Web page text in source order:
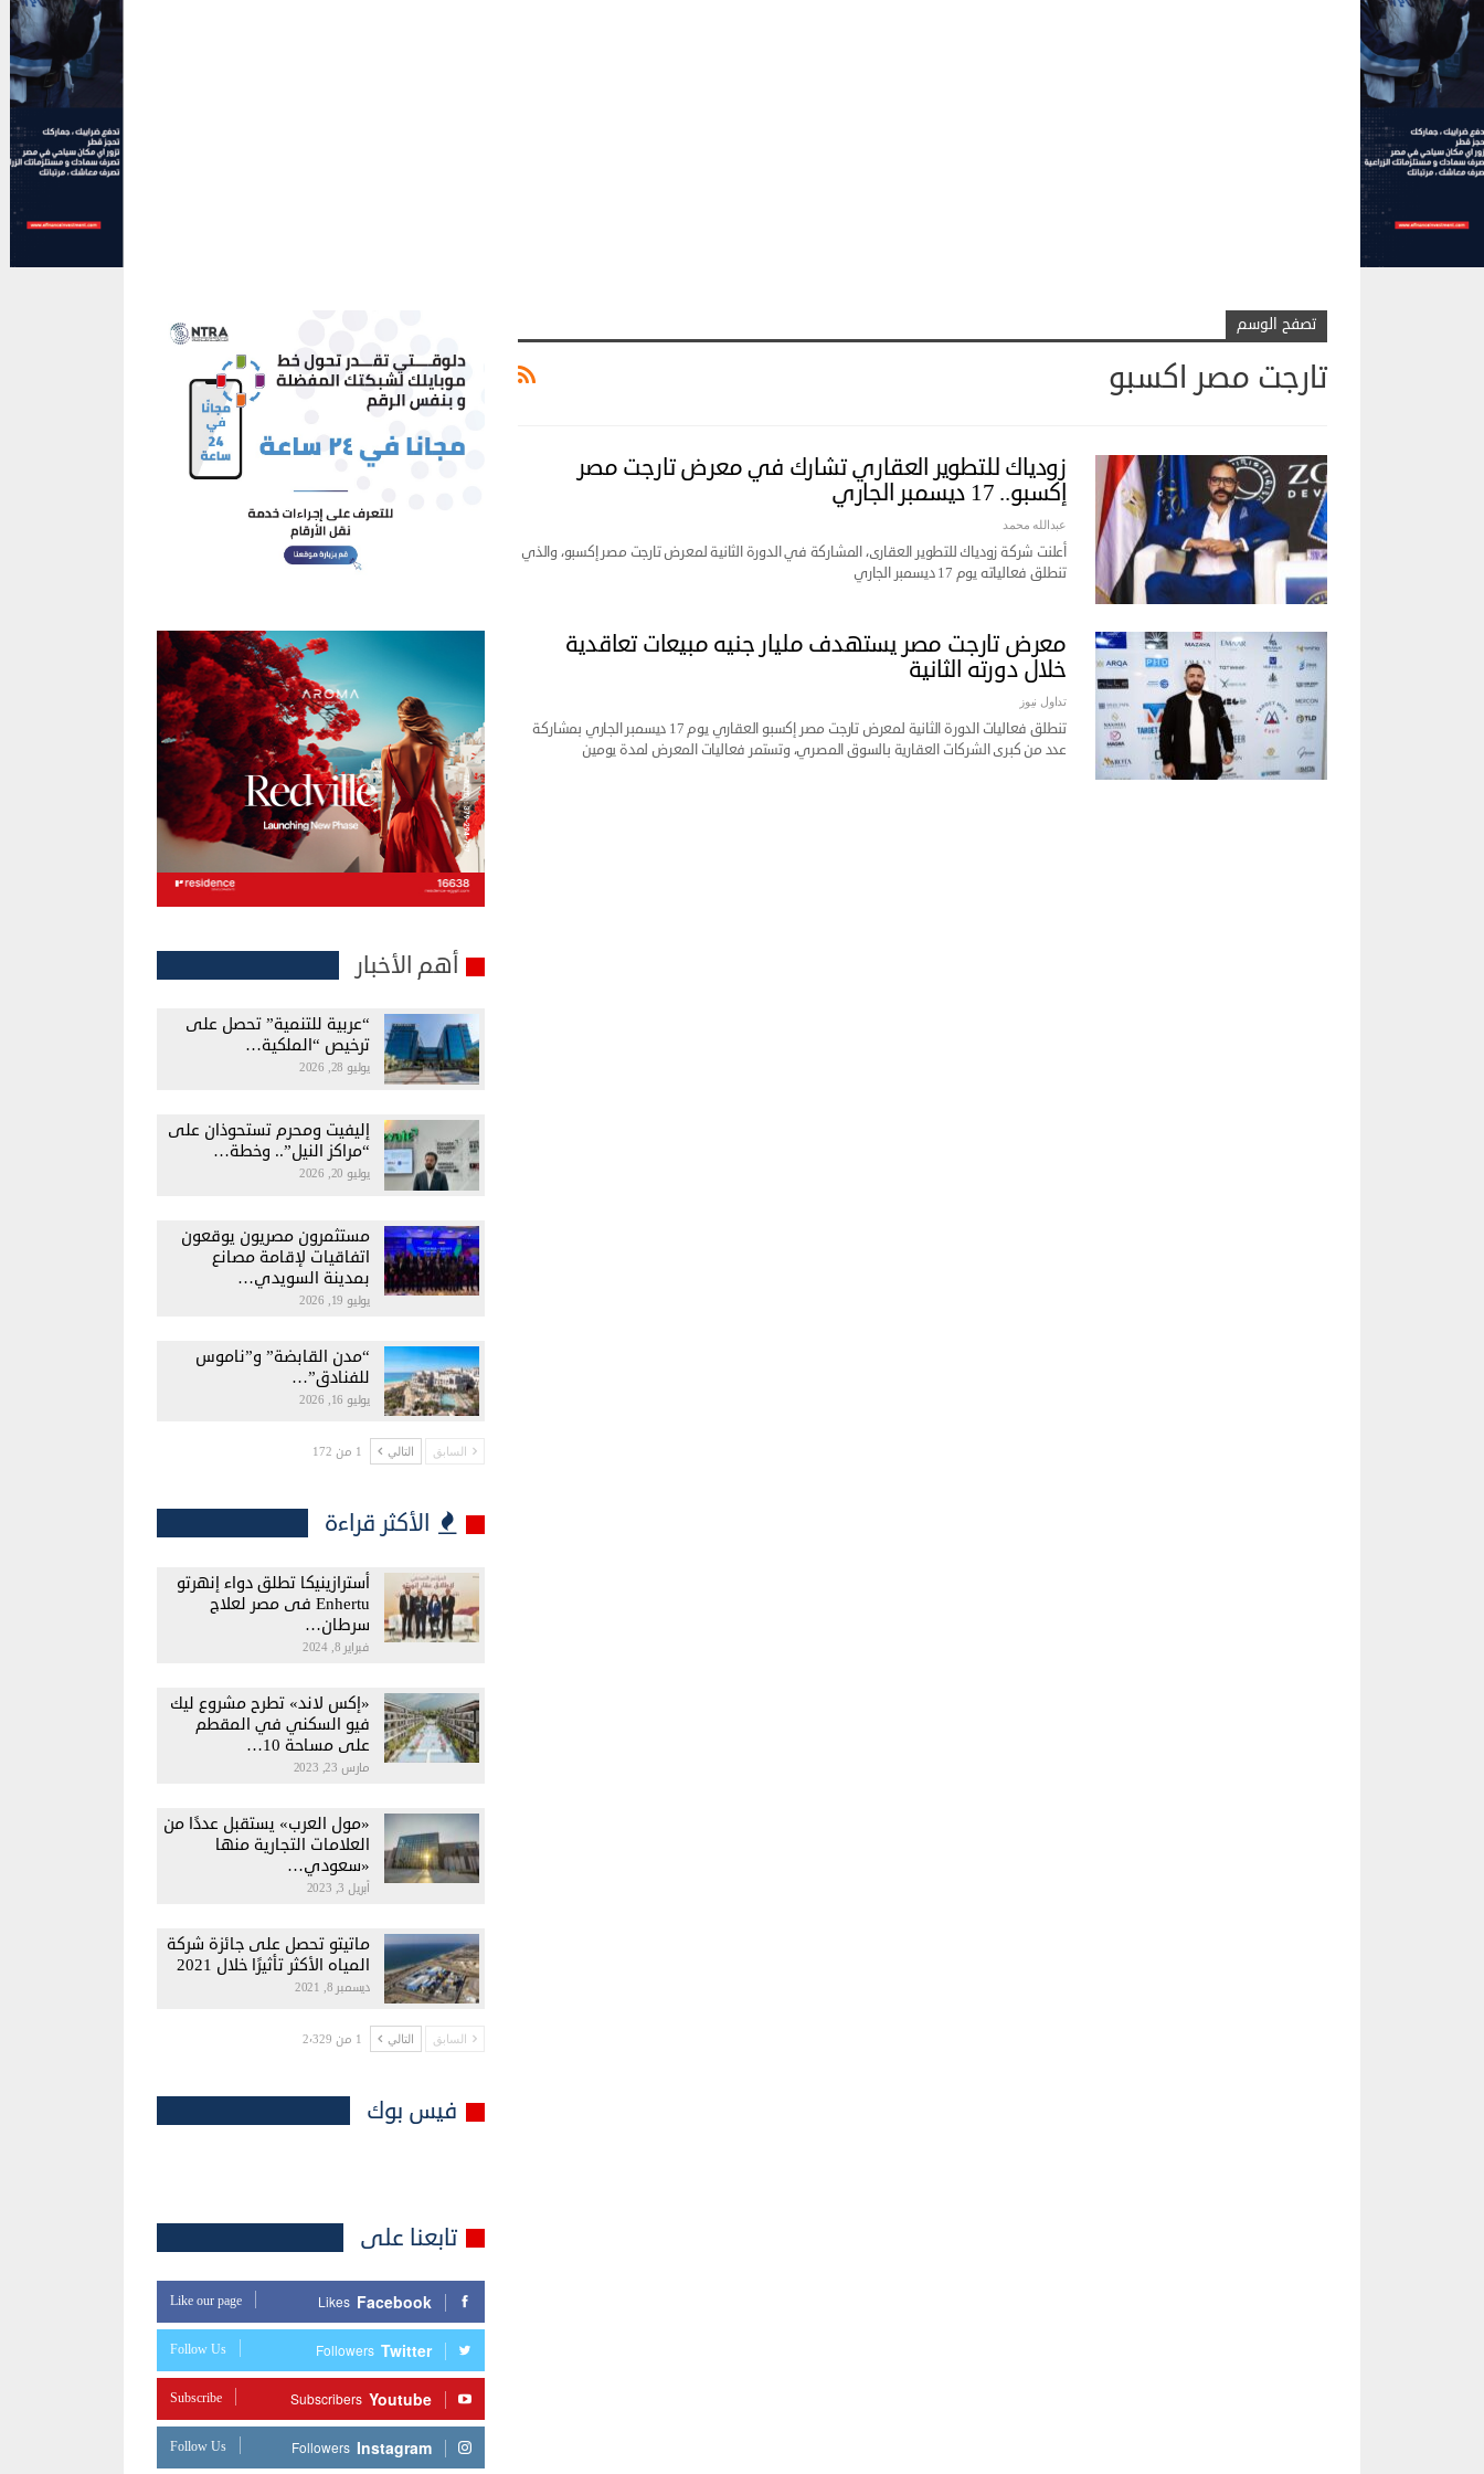
تصفح الوسم
تارجت مصر اكسبو
زودياك للتطوير العقاري تشارك في معرض تارجت مصر
إكسبو.. 17 ديسمبر الجاري
عبدالله محمد
أعلنت شركة زودياك للتطوير العقارى، المشاركة في الدورة الثانية لمعرض تارجت مصر إكسبو، والذي
تنطلق فعالياته يوم 17 ديسمبر الجاري
معرض تارجت مصر يستهدف مليار جنيه مبيعات تعاقدية
خلال دورته الثانية
تداول نيوز
تنطلق فعاليات الدورة الثانية لمعرض تارجت مصر إكسبو العقاري يوم 17 ديسمبر الجاري بمشاركة
عدد من كبرى الشركات العقارية بالسوق المصري، وتستمر فعاليات المعرض لمدة يومين
أهم الأخبار
“عربية للتنمية” تحصل على
ترخيص “الملكية…
يوليو 28, 2026
إليفيت ومحرم تستحوذان على
“مراكز النيل”.. وخطة…
يوليو 20, 2026
مستثمرون مصريون يوقعون
اتفاقيات لإقامة مصانع
بمدينة السويدي…
يوليو 19, 2026
“مدن القابضة” و”ناموس
للفنادق”…
يوليو 16, 2026
السابق التالي 1 من 172
الأكثر قراءة
أسترازينيكا تطلق دواء إنهرتو
Enhertu فى مصر لعلاج
سرطان…
فبراير 8, 2024
«إكس لاند» تطرح مشروع ليك
فيو السكني في المقطم
على مساحة 10…
مارس 23, 2023
«مول العرب» يستقبل عددًا من
العلامات التجارية منها
«سعودي…
أبريل 3, 2023
ماتيتو تحصل على جائزة شركة
المياه الأكثر تأثيرًا خلال 2021
ديسمبر 8, 2021
السابق التالي 1 من 2٬329
فيس بوك
تابعنا على
Facebook
Likes
Like our page
Twitter
Followers
Follow Us
Youtube
Subscribers
Subscribe
Instagram
Followers
Follow Us